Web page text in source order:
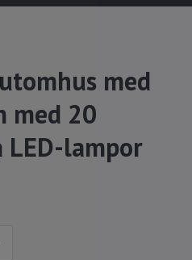
med
med 20
lampor